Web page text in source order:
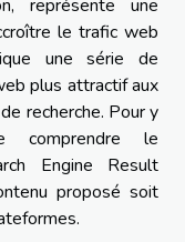
représente une
le trafic web
une série de
plus attractif aux
recherche. Pour y
comprendre le
Engine Result
proposé soit